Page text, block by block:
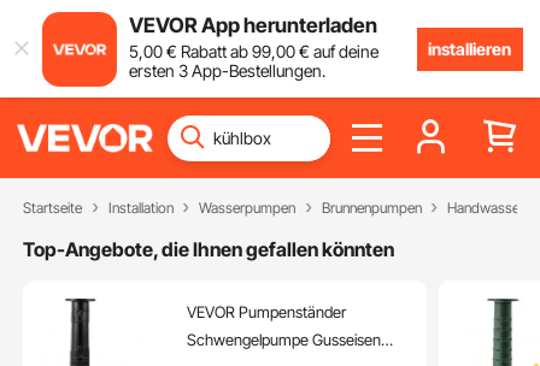
VEVOR App herunterladen
5,00€ Rabatt ab99,00€ auf deine
ersten 3 App-Bestellungen.
installieren
Startseite Installation Wasserpumpen Brunnenpumpen
Top-Angebote, die Ihnen gefallen könnten
VEVOR Pumpenständer
Schwengelpumpe Gusseisen